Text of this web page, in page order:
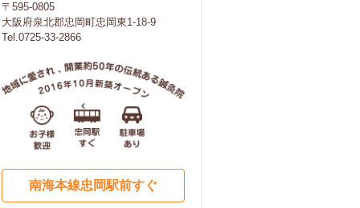
〒595-0805
大阪府泉北郡忠岡町忠岡東1-18-9
Tel.0725-33-2866
南海本線忠岡駅前すぐ